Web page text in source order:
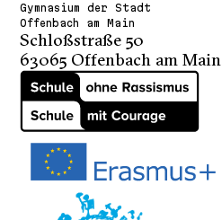
Gymnasium der Stadt
Offenbach am Main
Schloßstraße 50
63065 Offenbach am Main